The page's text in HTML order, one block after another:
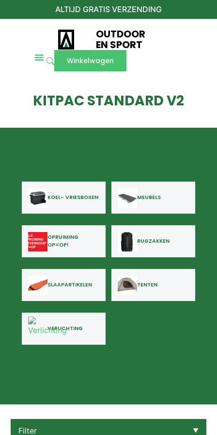
ALTIJD GRATIS VERZENDING
OUTDOOR
EN SPORT
Winkelwagen
KITPAC STANDARD V2
KOEL- VRIESBOXEN MEUBELS
OPRUIMING
OP=OP!
RUGZAKKEN
SLAAPARTIKELEN TENTEN
VERLICHTING
Filter ▼